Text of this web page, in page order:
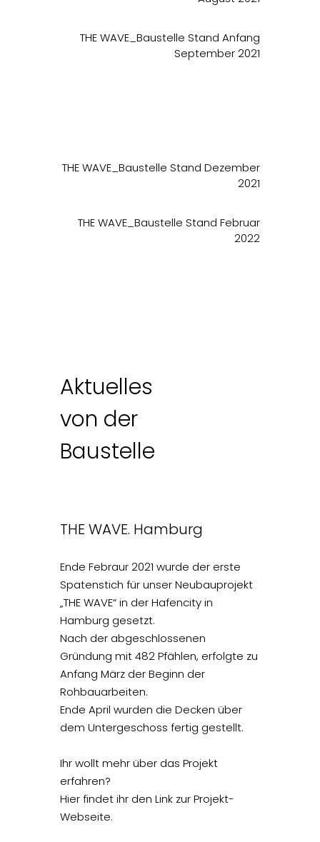
projektauswahl.
kontakt.
THE WAVE_Baustelle Stand Anfang
September 2021
THE WAVE_Baustelle Stand Dezember
2021
THE WAVE_Baustelle Stand Februar
2022
Aktuelles
von der
Baustelle
THE WAVE. Hamburg
Ende Febraur 2021 wurde der erste
Spatenstich für unser Neubauprojekt
„THE WAVE“ in der Hafencity in
Hamburg gesetzt.
Nach der abgeschlossenen
Gründung mit 482 Pfählen, erfolgte zu
Anfang März der Beginn der
Rohbauarbeiten.
Ende April wurden die Decken über
dem Untergeschoss fertig gestellt.
Ihr wollt mehr über das Projekt
erfahren?
Hier findet ihr den Link zur Projekt-
Webseite.